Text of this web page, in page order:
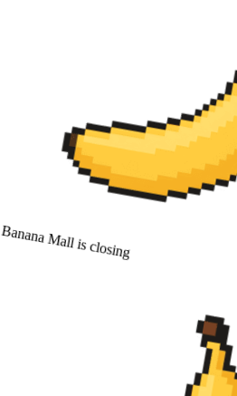
Banana Mall is closing